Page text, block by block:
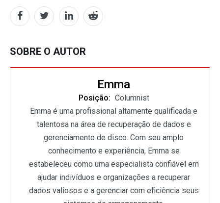
SOBRE O AUTOR
Emma
Posição: Columnist
Emma é uma profissional altamente qualificada e
talentosa na área de recuperação de dados e
gerenciamento de disco. Com seu amplo
conhecimento e experiência, Emma se
estabeleceu como uma especialista confiável em
ajudar indivíduos e organizações a recuperar
dados valiosos e a gerenciar com eficiência seus